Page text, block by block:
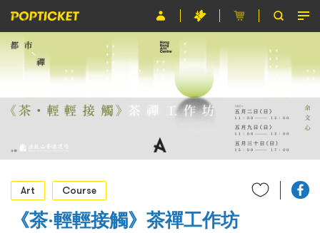
Event
About POPTICKET
Terms and Conditions
繁
Art
Course
《茶·輕輕接觸》茶禪工作坊